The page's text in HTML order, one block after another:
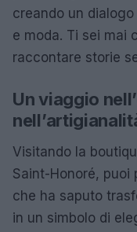
creando un
e moda. Ti sei mai
raccontare storie
Un viaggio
Visitando la
Saint-Honoré, puoi
che ha saputo
in un simbolo di